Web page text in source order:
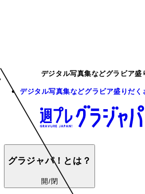
デジタル写真集などグラビア盛
デジタル写真集などグラビア盛りだく
グラジャパ！とは？
開/閉